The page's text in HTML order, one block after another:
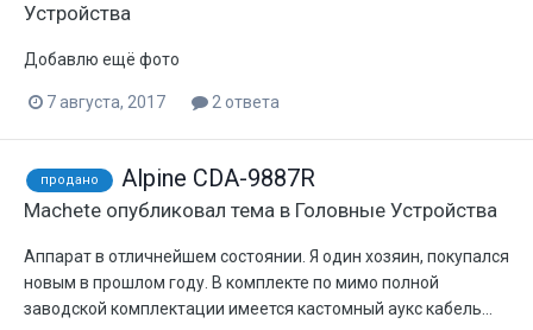
Устройства
Добавлю ещё фото
7 августа, 2017 2 ответа
продано Alpine CDA-9887R
Machete опубликовал тема в Головные Устройства
Аппарат в отличнейшем состоянии. Я один хозяин, покупался
новым в прошлом году. В комплекте по мимо полной
заводской комплектации имеется кастомный аукс кабель...